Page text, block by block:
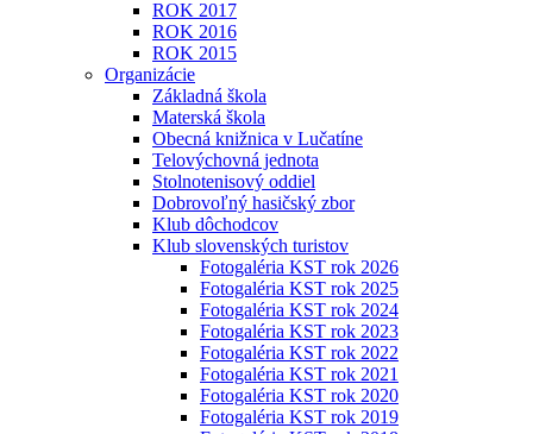
ROK 2017
ROK 2016
ROK 2015
Organizácie
Základná škola
Materská škola
Obecná knižnica v Lučatíne
Telovýchovná jednota
Stolnotenisový oddiel
Dobrovoľný hasičský zbor
Klub dôchodcov
Klub slovenských turistov
Fotogaléria KST rok 2026
Fotogaléria KST rok 2025
Fotogaléria KST rok 2024
Fotogaléria KST rok 2023
Fotogaléria KST rok 2022
Fotogaléria KST rok 2021
Fotogaléria KST rok 2020
Fotogaléria KST rok 2019